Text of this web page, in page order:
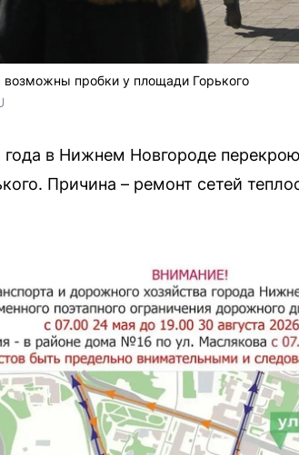
пробки у площади Горького
в Нижнем Новгороде
Причина – ремонт сетей